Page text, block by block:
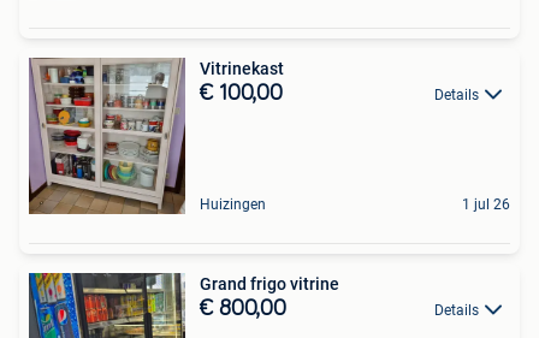
Vitrinekast
€ 100,00 Details
Huizingen 1 jul 26
Grand frigo vitrine
€ 800,00 Details